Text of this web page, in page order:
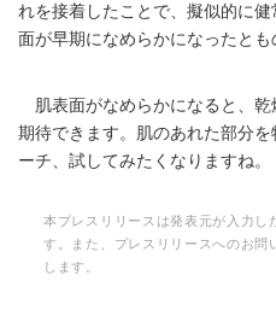
れを接着したことで、擬似的に
面が早期になめらかになったとも
肌表面がなめらかになると、乾
期待できます。肌のあれた部分
ーチ、試してみたくなりますね。
本プレスリリースは発表元が入力し
す。また、プレスリリースへのお問
します。